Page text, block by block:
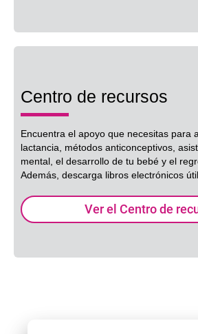
Centro de recursos
Encuentra el apoyo que necesitas para
lactancia, métodos anticonceptivos,
mental, el desarrollo de tu bebé y el
Además, descarga libros electrónicos
Ver el Centro de